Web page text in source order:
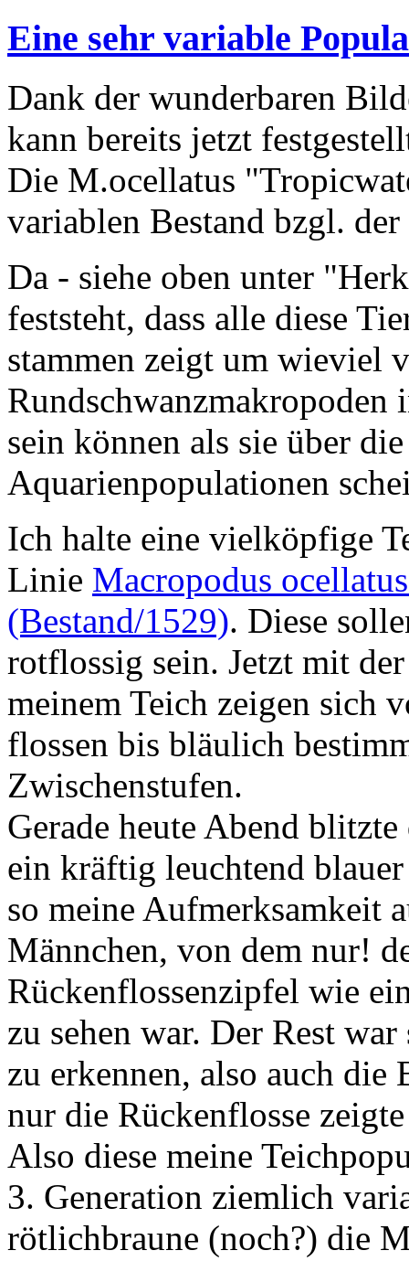
Eine sehr variable
Dank der wunderbaren
kann bereits jetzt
Die M.ocellatus
variablen Bestand bzgl.
Da - siehe oben unter
feststeht, dass alle diese
stammen zeigt um wieviel
sein können als sie über
Aquarienpopulationen
Ich halte eine vielköpfige
Linie Macropodus
(Bestand/1529). Diese
rotflossig sein. Jetzt mit
meinem Teich zeigen sich
flossen bis bläulich
Zwischenstufen.
Gerade heute Abend
ein kräftig leuchtend
so meine Aufmerksamkeit
Männchen, von dem nur!
Rückenflossenzipfel wie
zu sehen war. Der Rest
zu erkennen, also auch die
nur die Rückenflosse
Also diese meine
3. Generation ziemlich
rötlichbraune (noch?) die